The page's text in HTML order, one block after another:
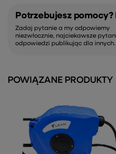
Potrzebujesz pomocy?
Zadaj pytanie a my odpowiemy
niezwłocznie, najciekawsze
odpowiedzi publikując dla innych.
POWIĄZANE PRODUKTY